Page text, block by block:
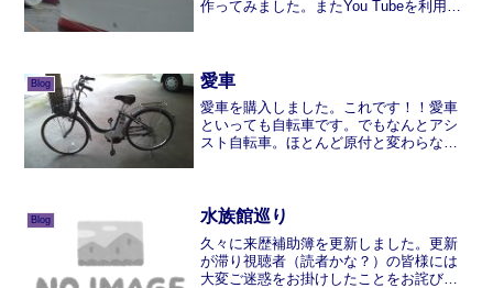
作ってみました。またYou Tubeを利用し
ず・・・・・・ ...
Blog 愛車
愛車を購入しました。これです！！愛車
といっても自転車です。でもなんとアシ
スト自転車。ほとんど原付と変わらない
どのような感じかというと...
Blog 水族館巡り
久々に来歴補助簿を更新しました。更新
が滞り視聴者（読者かな？）の皆様には
大変ご迷惑をお掛けしたことをお詫び申